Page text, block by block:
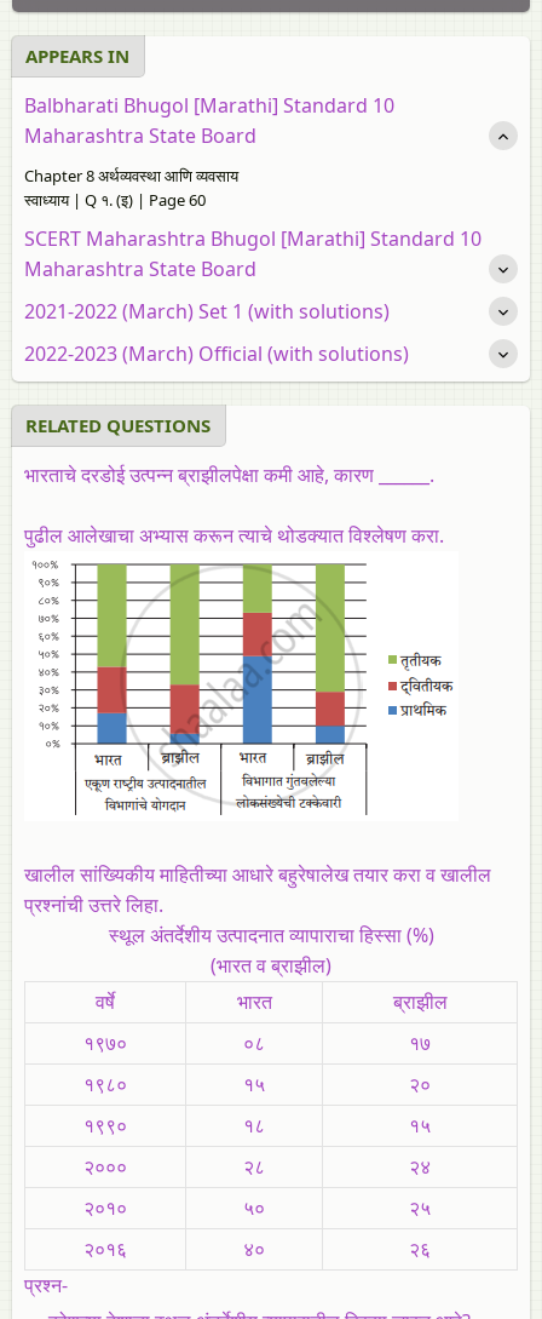
APPEARS IN
Balbharati Bhugol [Marathi] Standard 10
Maharashtra State Board
Chapter 8 अर्थव्यवस्था आणि व्यवसाय
स्वाध्याय | Q १. (इ) | Page 60
SCERT Maharashtra Bhugol [Marathi] Standard 10
Maharashtra State Board
2021-2022 (March) Set 1 (with solutions)
2022-2023 (March) Official (with solutions)
RELATED QUESTIONS
भारताचे दरडोई उत्पन्न ब्राझीलपेक्षा कमी आहे, कारण ______.
पुढील आलेखाचा अभ्यास करून त्याचे थोडक्यात विश्लेषण करा.
खालील सांख्यिकीय माहितीच्या आधारे बहुरेषालेख तयार करा व खालील
प्रश्नांची उत्तरे लिहा.
स्थूल अंतर्देशीय उत्पादनात व्यापाराचा हिस्सा (%)
(भारत व ब्राझील)
वर्षे
भारत
ब्राझील
१९७०
०८
१७
१९८०
१५
२०
१९९०
१८
१५
२०००
२८
२४
२०१०
५०
२५
२०१६
४०
२६
प्रश्न-